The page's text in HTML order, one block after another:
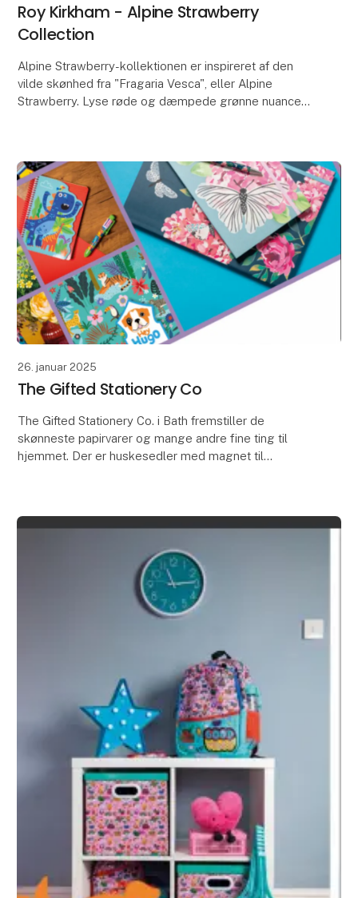
Roy Kirkham - Alpine Strawberry
Collection
Alpine Strawberry-kollektionen er inspireret af den
vilde skønhed fra "Fragaria Vesca", eller Alpine
Strawberry. Lyse røde og dæmpede grønne nuancer
26. januar 2025
The Gifted Stationery Co
The Gifted Stationery Co. i Bath fremstiller de
skønneste papirvarer og mange andre fine ting til
hjemmet. Der er huskesedler med magnet til